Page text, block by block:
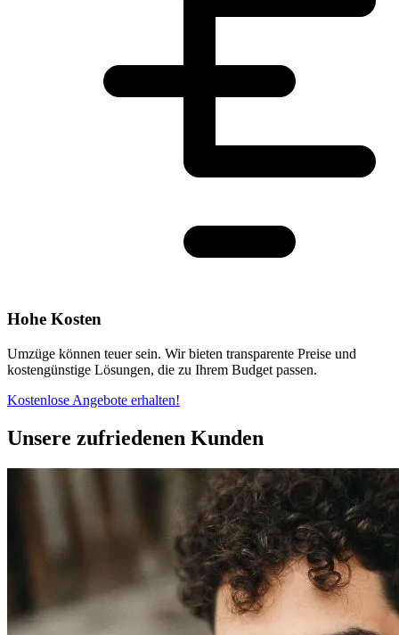
Hohe Kosten
Umzüge können teuer sein. Wir bieten transparente Preise und
kostengünstige Lösungen, die zu Ihrem Budget passen.
Kostenlose Angebote erhalten!
Unsere zufriedenen Kunden